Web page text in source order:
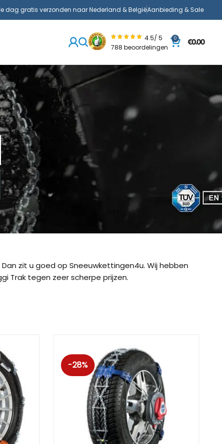
dag gratis verzonden naar Nederland & BelgiëAanbieding & Sale
CB-12 König CB-7 (7mm)
Easy-Fit CU-9 König Easy-Fit voor SUV’s
4.5/ 5
788 beoordelingen
0
€0.00
zit u goed op Sneeuwkettingen4u. Wij hebben
Trak tegen zeer scherpe prijzen.
-28%